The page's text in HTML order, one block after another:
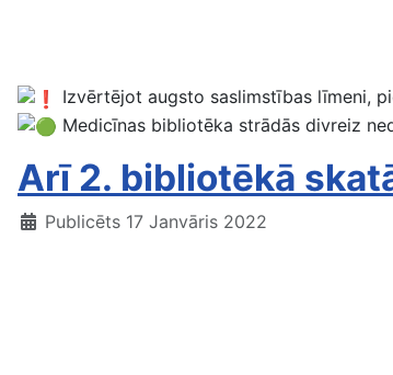
Izvērtējot augsto saslimstības līmeni,
Medicīnas bibliotēka strādās divreiz
Arī 2. bibliotēkā
Publicēts 17 Janvāris 2022